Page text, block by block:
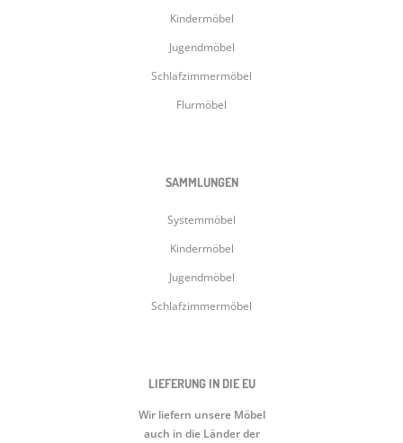
Kindermöbel
Jugendmöbel
Schlafzimmermöbel
Flurmöbel
SAMMLUNGEN
Systemmöbel
Kindermöbel
Jugendmöbel
Schlafzimmermöbel
LIEFERUNG IN DIE EU
Wir liefern unsere Möbel
auch in die Länder der